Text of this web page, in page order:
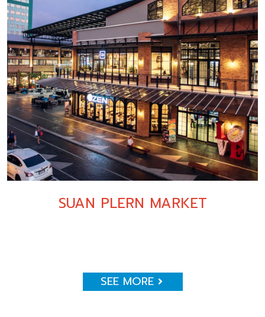
SUAN PLERN MARKET
SEE MORE